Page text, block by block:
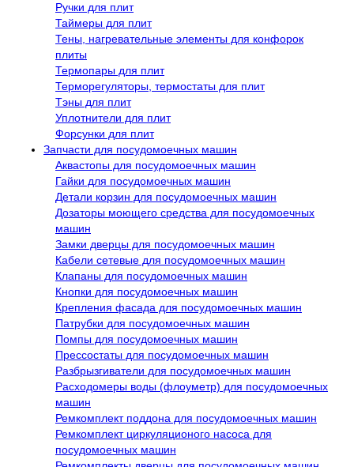
Ручки для плит
Таймеры для плит
Тены, нагревательные элементы для конфорок
плиты
Термопары для плит
Терморегуляторы, термостаты для плит
Тэны для плит
Уплотнители для плит
Форсунки для плит
Запчасти для посудомоечных машин
Аквастопы для посудомоечных машин
Гайки для посудомоечных машин
Детали корзин для посудомоечных машин
Дозаторы моющего средства для посудомоечных
машин
Замки дверцы для посудомоечных машин
Кабели сетевые для посудомоечных машин
Клапаны для посудомоечных машин
Кнопки для посудомоечных машин
Крепления фасада для посудомоечных машин
Патрубки для посудомоечных машин
Помпы для посудомоечных машин
Прессостаты для посудомоечных машин
Разбрызгиватели для посудомоечных машин
Расходомеры воды (флоуметр) для посудомоечных
машин
Ремкомплект поддона для посудомоечных машин
Ремкомплект циркуляционого насоса для
посудомоечных машин